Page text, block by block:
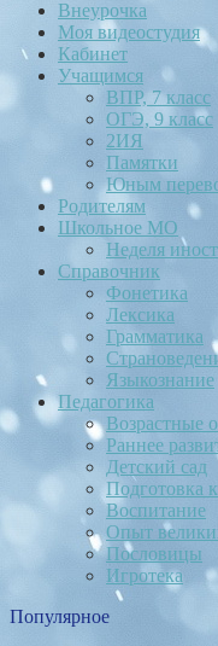
Внеурочка
Моя видеостудия
Кабинет
Учащимся
ВПР, 7 класс
ОГЭ, 9 класс
2ИЯ
Памятки
Юным
Родителям
Школьное МО
Неделя
Справочник
Фонетика
Лексика
Грамматика
Языкознание
Педагогика
Возрастные
Раннее
Детский сад
Подготовка
Воспитание
Опыт
Пословицы
Игротека
Популярное